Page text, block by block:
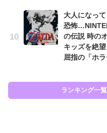
大人になっ
恐怖
の伝説 時の
キッズを絶
屈指の「ホラ
ランキング一覧